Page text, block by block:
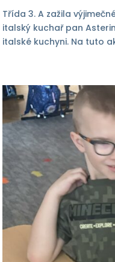
Třída 3. A zažila
italský kuchař pan
italské kuchyni. Na tuto